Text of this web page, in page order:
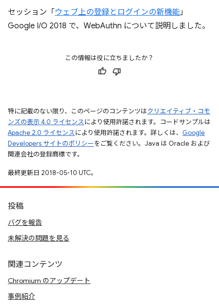
セッション「 ウェブ上の登録とログインの新機能」
Google I/O 2018 で、WebAuthn について説明しました。
この情報は役に立ちましたか？
特に記載のない限り、このページのコンテンツはクリエイティブ・コモ
ンズの表示 4.0 ライセンスにより使用許諾されます。コードサンプルは
Apache 2.0 ライセンスにより使用許諾されます。詳しくは、 Google
Developers サイトのポリシーをご覧ください。Java は Oracle および
関連会社の登録商標です。
最終更新日 2018-05-10 UTC。
投稿
バグを報告
未解決の問題を見る
関連コンテンツ
Chromium のアップデート
事例紹介